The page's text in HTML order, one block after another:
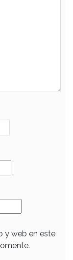
y web en este